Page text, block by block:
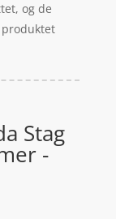
og de
Stag
-